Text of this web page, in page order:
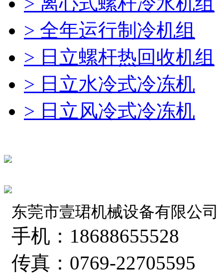
> 全年运行制冷机组
> 日立螺杆热回收机组
> 日立水冷式冷冻机
> 日立风冷式冷冻机
东莞市壹珺机械设备有限公司
手机：18688655528
传真：0769-22705595